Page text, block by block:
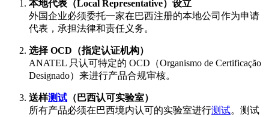
本地代表（Local Representative）设立
外国企业必须委托一家在巴西注册的本地公司作为申请
代表，承担法律和责任义务。
选择 OCD（指定认证机构）
ANATEL 只认可特定的 OCD（Organismo de Certificação
Designado）来进行产品合规审核。
送样测试 （巴西认可实验室）
所有产品必须在巴西境内认可的实验室进行测试。测试